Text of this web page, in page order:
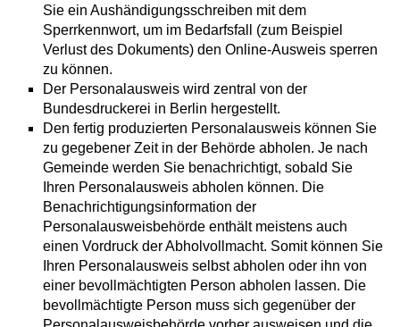
Sie ein Aushändigungsschreiben mit dem
Sperrkennwort, um im Bedarfsfall (zum Beispiel
Verlust des Dokuments) den Online-Ausweis sperren
zu können.
Der Personalausweis wird zentral von der
Bundesdruckerei in Berlin hergestellt.
Den fertig produzierten Personalausweis können Sie
zu gegebener Zeit in der Behörde abholen. Je nach
Gemeinde werden Sie benachrichtigt, sobald Sie
Ihren Personalausweis abholen können. Die
Benachrichtigungsinformation der
Personalausweisbehörde enthält meistens auch
einen Vordruck der Abholvollmacht. Somit können Sie
Ihren Personalausweis selbst abholen oder ihn von
einer bevollmächtigten Person abholen lassen. Die
bevollmächtigte Person muss sich gegenüber der